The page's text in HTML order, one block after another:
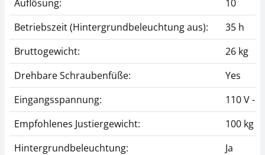
Auflösung:
10
Betriebszeit (Hintergrundbeleuchtung aus):
35 h
Bruttogewicht:
26 kg
Drehbare Schraubenfüße:
Yes
Eingangsspannung:
110 V -
Empfohlenes Justiergewicht:
100 kg
Hintergrundbeleuchtung:
Ja